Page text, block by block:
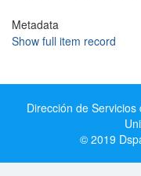
Metadata
Show full item record
Dirección de
© 2019